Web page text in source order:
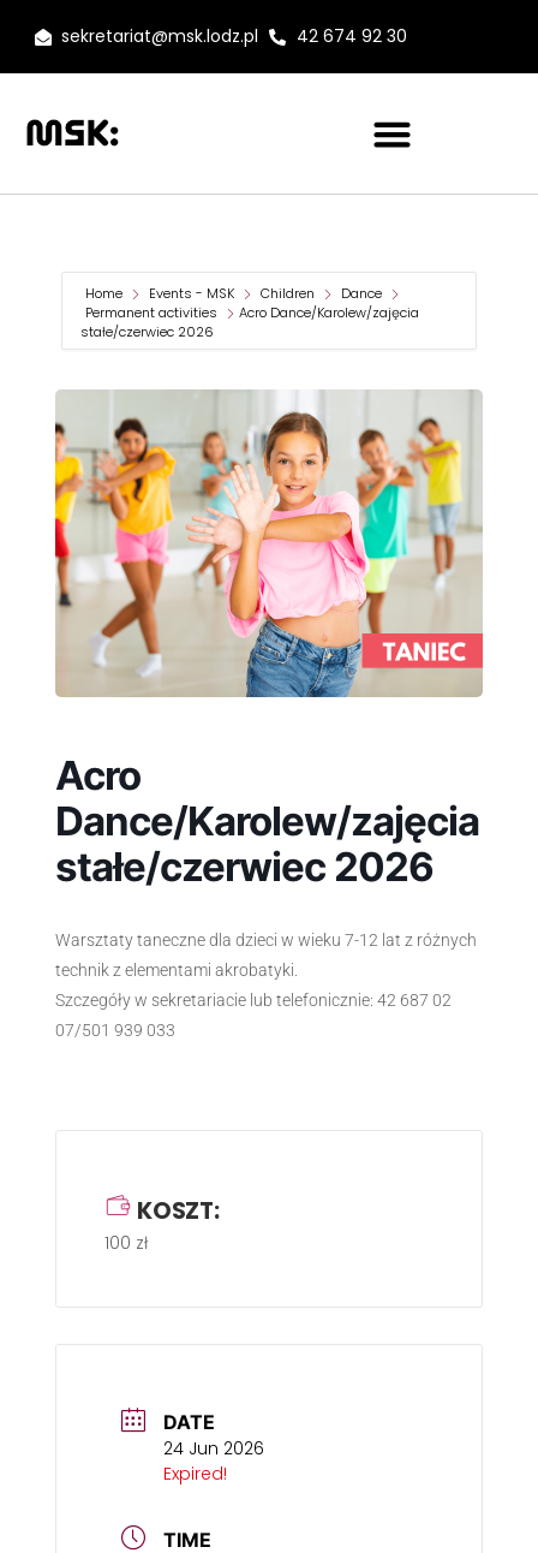
sekretariat@msk.lodz.pl 42 674 92 30
Home Events - MSK Children
Dance
Permanent activities
Acro Dance/Karolew/zajęcia
stałe/czerwiec 2026
Acro
Dance/Karolew/zajęcia
stałe/czerwiec 2026
Warsztaty taneczne dla dzieci w wieku 7-12 lat z różnych
technik z elementami akrobatyki.
Szczegóły w sekretariacie lub telefonicznie: 42 687 02
07/501 939 033
KOSZT:
100 zł
DATE
24 Jun 2026
Expired!
TIME